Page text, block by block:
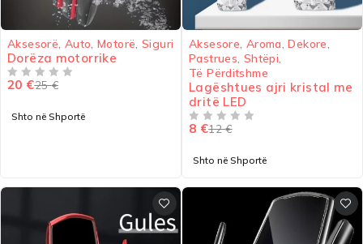
Aksesorë Auto Motorë Siguri
Dorëza motorrike
25€
20 €
Shto në Shportë
Aksesore Aroma ,Dekore
Pastrues Shtëpi
Të Përditshme
Lagështues ajri kristal me
dritë LED
12€
8 €
Shto në Shportë